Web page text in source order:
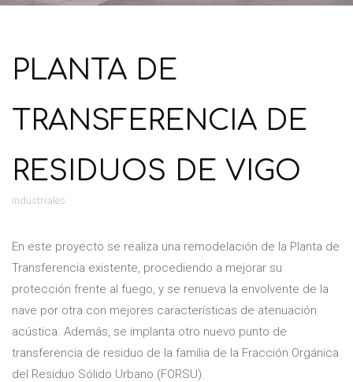
PLANTA DE
TRANSFERENCIA DE
RESIDUOS DE VIGO
Industriales
En este proyecto se realiza una remodelación de la Planta de
Transferencia existente, procediendo a mejorar su
protección frente al fuego, y se renueva la envolvente de la
nave por otra con mejores características de atenuación
acústica. Además, se implanta otro nuevo punto de
transferencia de residuo de la familia de la Fracción Orgánica
del Residuo Sólido Urbano (FORSU).